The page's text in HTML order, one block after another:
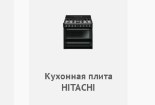
Кухонная плита
HITACHI